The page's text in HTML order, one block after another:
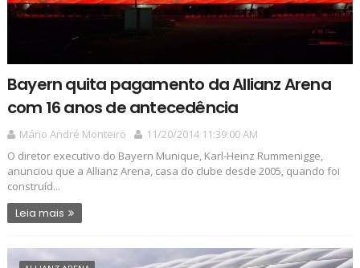
Bayern quita pagamento da Allianz Arena
com 16 anos de antecedência
Mário André Monteiro
11/20/2014 11:39:00 AM
O diretor executivo do Bayern Munique, Karl-Heinz Rummenigge,
anunciou que a Allianz Arena, casa do clube desde 2005, quando foi
construíd...
Leia mais